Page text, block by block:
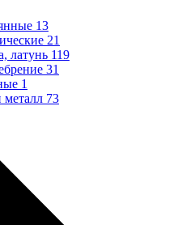
13
21
латунь 119
31
1
73